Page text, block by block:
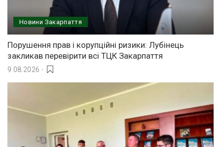
Новини Закарпаття
Порушення прав і корупційні ризики: Лубінець
закликав перевірити всі ТЦК Закарпаття
9.08.2026